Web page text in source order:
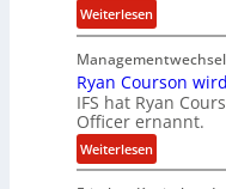
t
e
n
z
u
s
a
m
Weiterlesen:
L
ö
s
e
g
e
l
Managementwechsel
Ryan Courson
IFS hat Ryan
Officer ernannt.
Weiterlesen:
R